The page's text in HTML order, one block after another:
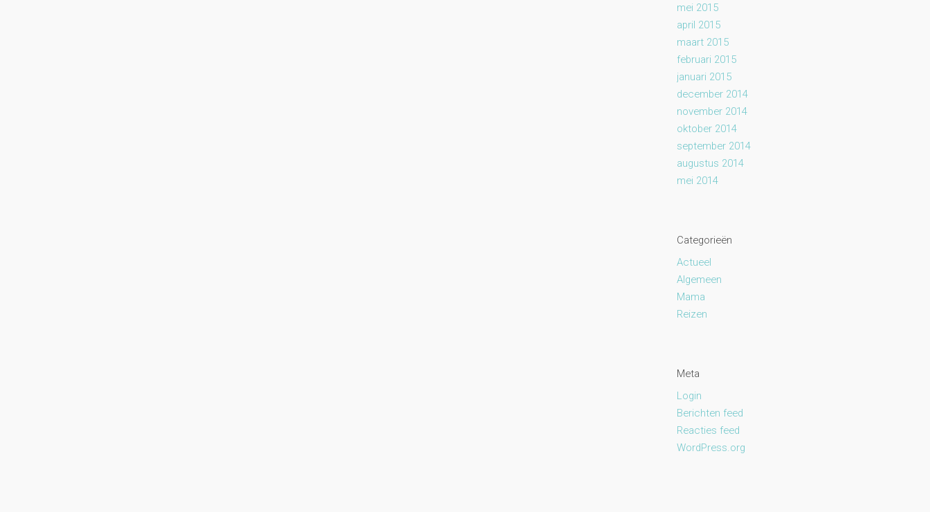
mei 2015
april 2015
maart 2015
februari 2015
januari 2015
december 2014
november 2014
oktober 2014
september 2014
augustus 2014
mei 2014
Categorieën
Actueel
Algemeen
Mama
Reizen
Meta
Login
Berichten feed
Reacties feed
WordPress.org